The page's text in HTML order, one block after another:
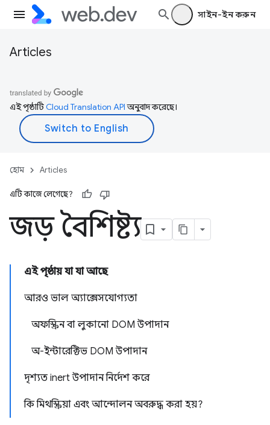
সাইন-ইন করুন
Articles
এই পৃষ্ঠাটিCloud Translation APIঅনুবাদ করেছে।
হোম Articles
এটি কাজে লেগেছে?
জড় বৈশিষ্ট্য
এই পৃষ্ঠায় যা যা আছে
আরও ভাল অ্যাক্সেসযোগ্যতা
অফস্ক্রিন বা লুকানো DOM উপাদান
অ-ইন্টারেক্টিভ DOM উপাদান
দৃশ্যত inert উপাদান নির্দেশ করে
কি মিথস্ক্রিয়া এবং আন্দোলন অবরুদ্ধ করা হয়?